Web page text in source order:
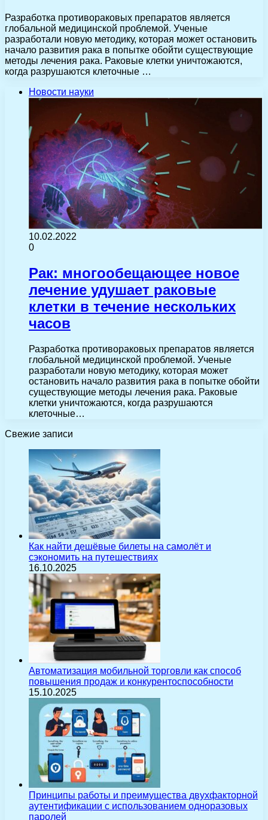
Разработка противораковых препаратов является
глобальной медицинской проблемой. Ученые
разработали новую методику, которая может остановить
начало развития рака в попытке обойти существующие
методы лечения рака. Раковые клетки уничтожаются,
когда разрушаются клеточные …
Новости науки
10.02.2022
0
Рак: многообещающее новое
лечение удушает раковые
клетки в течение нескольких
часов
Разработка противораковых препаратов является
глобальной медицинской проблемой. Ученые
разработали новую методику, которая может
остановить начало развития рака в попытке обойти
существующие методы лечения рака. Раковые
клетки уничтожаются, когда разрушаются
клеточные…
Свежие записи
Как найти дешёвые билеты на самолёт и
сэкономить на путешествиях
16.10.2025
Автоматизация мобильной торговли как способ
повышения продаж и конкурентоспособности
15.10.2025
Принципы работы и преимущества двухфакторной
аутентификации с использованием одноразовых
паролей